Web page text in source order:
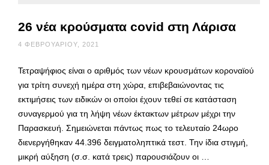
26 νέα κρούσματα covid στη Λάρισα
4 ΦΕΒΡΟΥΑΡΊΟΥ, 2021
Τετραψήφιος είναι ο αριθμός των νέων κρουσμάτων κοροναϊού
για τρίτη συνεχή ημέρα στη χώρα, επιβεβαιώνοντας τις
εκτιμήσεις των ειδικών οι οποίοι έχουν τεθεί σε κατάσταση
συναγερμού για τη λήψη νέων έκτακτων μέτρων μέχρι την
Παρασκευή. Σημειώνεται πάντως πως το τελευταίο 24ωρο
διενεργήθηκαν 44.396 δειγματοληπτικά τεστ. Την ίδια στιγμή,
μικρή αύξηση (σ.σ. κατά τρεις) παρουσιάζουν οι …